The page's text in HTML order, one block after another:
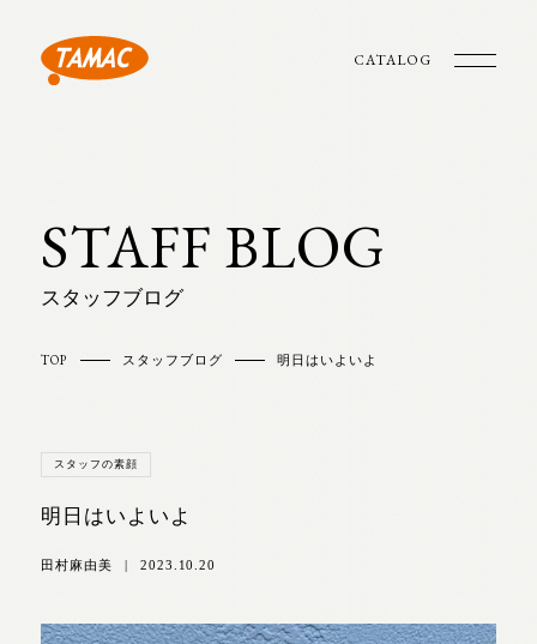
CATALOG
STAFF BLOG
スタッフブログ
TOP スタッフブログ 明日はいよいよ
スタッフの素顔
明日はいよいよ
田村麻由美 | 2023.10.20